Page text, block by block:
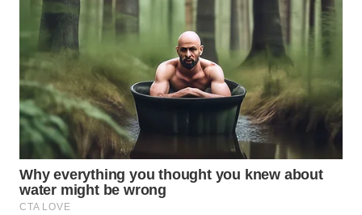
WN
SUKABUMI
PURWAKARTA
WN
PRIANGAN
TIMUR
WN